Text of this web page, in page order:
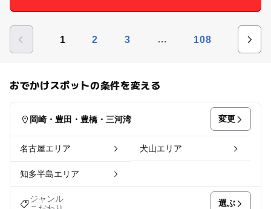
1 2 3 … 108
おでかけスポットの条件を変える
岡崎・豊田・豊橋・三河湾 変更
名古屋エリア 犬山エリア
知多半島エリア
ジャンル
選ぶ